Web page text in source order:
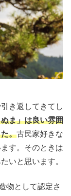
き返してきてし
ま」は良い雰囲
。古民家好きな
す。そのときは
いと思います。
物として認定さ